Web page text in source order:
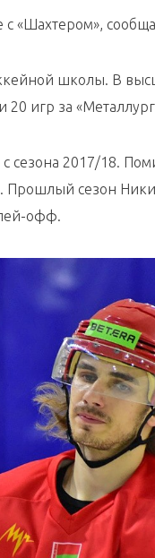
с «Шахтером»,
школы. В
20 игр за
с сезона 2017/18.
Прошлый сезон
офф.